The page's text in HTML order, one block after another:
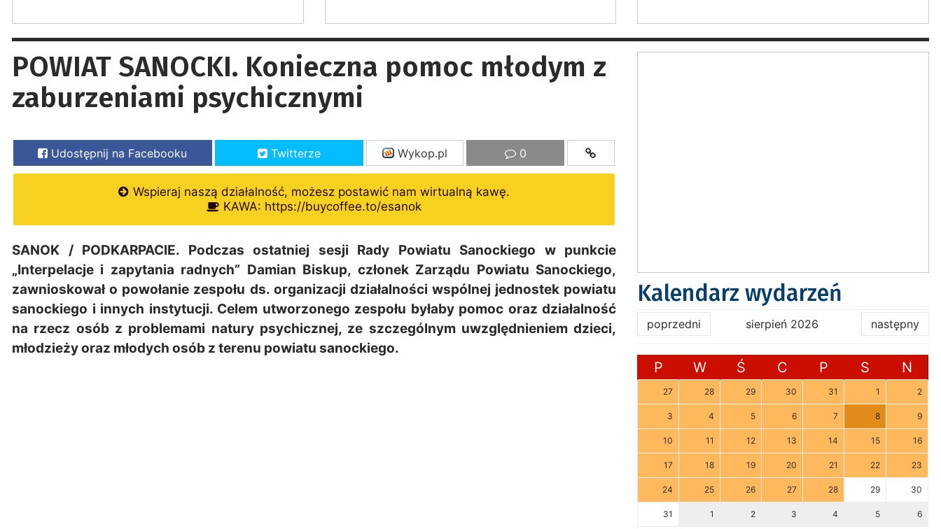
POWIAT SANOCKI. Konieczna pomoc młodym z
zaburzeniami psychicznymi
Udostępnij na Facebooku Twitterze Wykop.pl 0
Wspieraj naszą działalność, możesz postawić nam wirtualną kawę.
KAWA: https://buycoffee.to/esanok
SANOK / PODKARPACIE. Podczas ostatniej sesji Rady Powiatu Sanockiego w punkcie
„Interpelacje i zapytania radnych” Damian Biskup, członek Zarządu Powiatu Sanockiego,
zawnioskował o powołanie zespołu ds. organizacji działalności wspólnej jednostek powiatu
sanockiego i innych instytucji. Celem utworzonego zespołu byłaby pomoc oraz działalność
na rzecz osób z problemami natury psychicznej, ze szczególnym uwzględnieniem dzieci,
młodzieży oraz młodych osób z terenu powiatu sanockiego.
Kalendarz wydarzeń
poprzedni sierpień 2026 następny
P W Ś C P S N
27 28 29 30 31 1 2
3 4 5 6 7 8 9
10 11 12 13 14 15 16
17 18 19 20 21 22 23
24 25 26 27 28 29 30
31 1 2 3 4 5 6